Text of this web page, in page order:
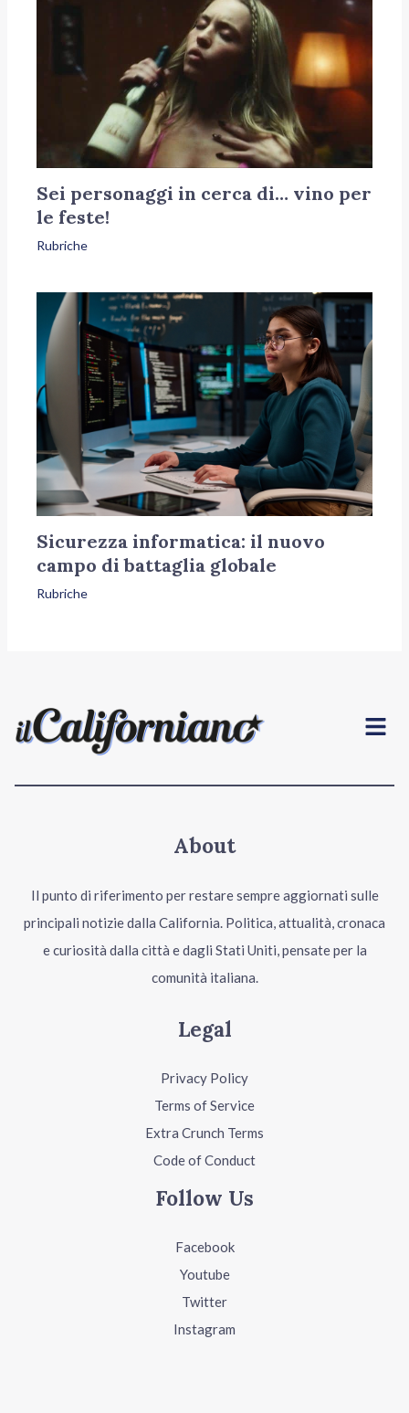
Sei personaggi in cerca di… vino per
le feste!
Rubriche
Sicurezza informatica: il nuovo
campo di battaglia globale
Rubriche
Menu
About
Il punto di riferimento per restare sempre aggiornati sulle
principali notizie dalla California. Politica, attualità, cronaca
e curiosità dalla città e dagli Stati Uniti, pensate per la
comunità italiana.
Legal
Privacy Policy
Terms of Service
Extra Crunch Terms
Code of Conduct
Follow Us
Facebook
Youtube
Twitter
Instagram